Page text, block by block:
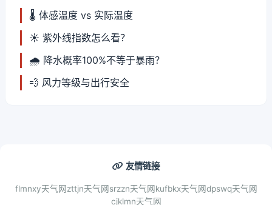
🌡️ 体感温度 vs 实际温度
☀️ 紫外线指数怎么看？
🌧️ 降水概率100%不等于暴雨？
💨 风力等级与出行安全
友情链接
flmnxy天气网zttjn天气网srzzn天气网kufbkx天气网dpswq天气网
cjklmn天气网